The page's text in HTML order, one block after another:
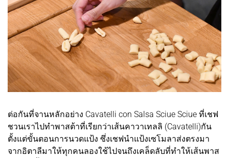
ต่อกันที่จานหลักอย่าง Cavatelli con Salsa Sciue Sciue ที่เชฟ
ชวนเราไปทำพาสต้าที่เรียกว่าเส้นคาวาเทลลิ (Cavatelli)กัน
ตั้งแต่ขั้นตอนการนวดแป้ง ซึ่งเชฟนำแป้งเซโมลาส่งตรงมา
จากอิตาลีมาให้ทุกคนลองใช้ไปจนถึงเคล็ดลับที่ทำให้เส้นพาส